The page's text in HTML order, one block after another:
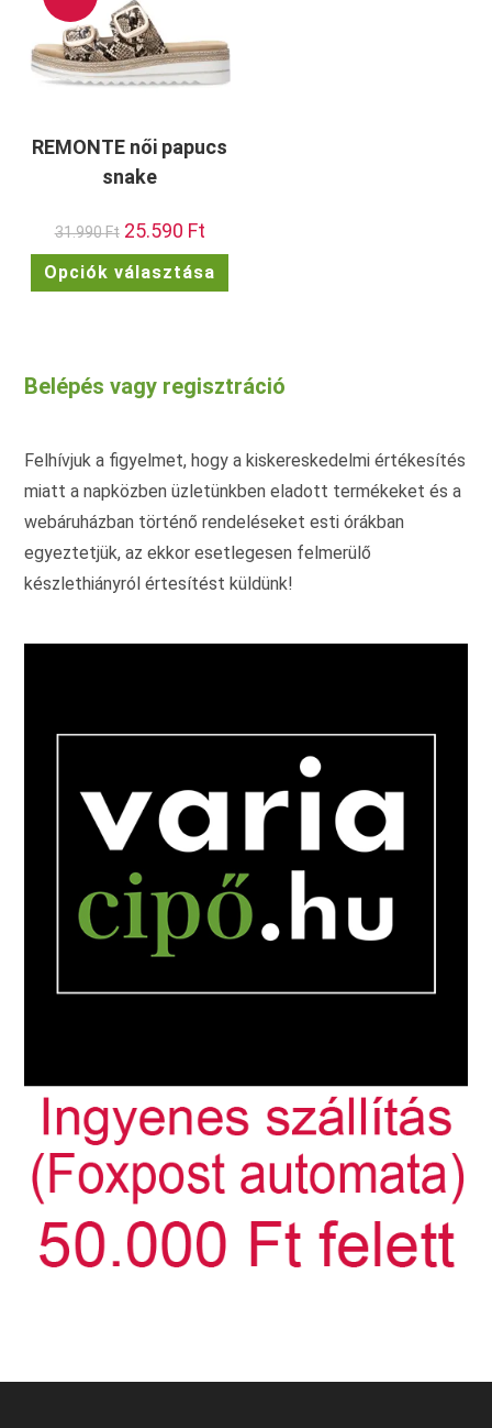
REMONTE női papucs
snake
31.990Ft Original
price
was:
31.990 Ft.
25.590 FtCurrent
price
is:
25.590 Ft.
Opciók választása
Ennek
terméknek
a
termékoldalon
Belépés vagy regisztráció
Felhívjuk a figyelmet, hogy a kiskereskedelmi értékesítés
miatt a napközben üzletünkben eladott termékeket és a
webáruházban történő rendeléseket esti órákban
egyeztetjük, az ekkor esetlegesen felmerülő
készlethiányról értesítést küldünk!